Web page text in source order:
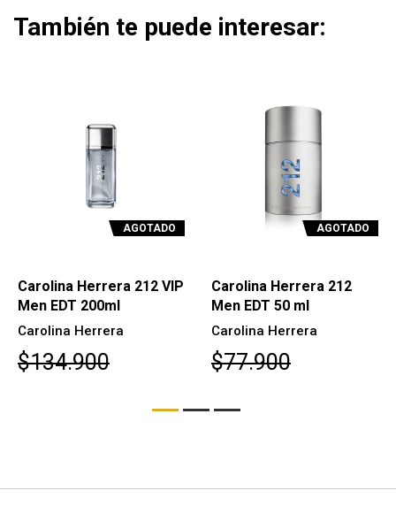
También te puede interesar:
AGOTADO
Carolina Herrera 212 VIP
Men EDT 200ml
Carolina Herrera
$134.900
AGOTADO
Carolina Herrera 212
Men EDT 50 ml
Carolina Herrera
$77.900